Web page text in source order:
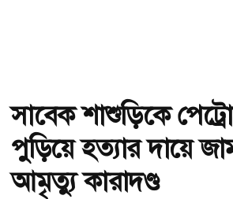
সাবেক শাশুড়িকে
পুড়িয়ে হত্যার দায়ে
আমৃত্যু কারাদণ্ড